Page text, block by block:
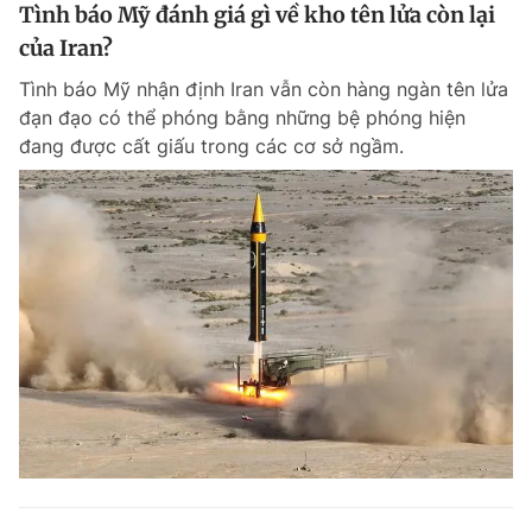
Tình báo Mỹ đánh giá gì về kho tên lửa còn lại
của Iran?
Tình báo Mỹ nhận định Iran vẫn còn hàng ngàn tên lửa
đạn đạo có thể phóng bằng những bệ phóng hiện
đang được cất giấu trong các cơ sở ngầm.